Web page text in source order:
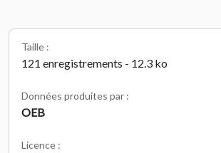
Taille :
121 enregistrements - 12.3 ko
Données produites par :
OEB
Licence :